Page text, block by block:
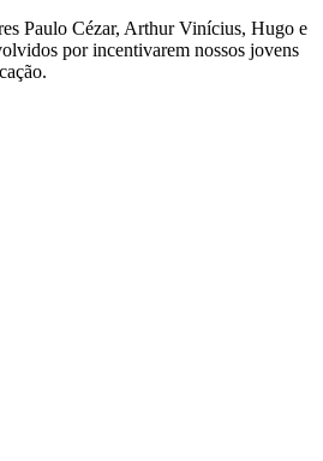
Paulo Cézar, Arthur Vinícius, Hugo e
por incentivarem nossos jovens